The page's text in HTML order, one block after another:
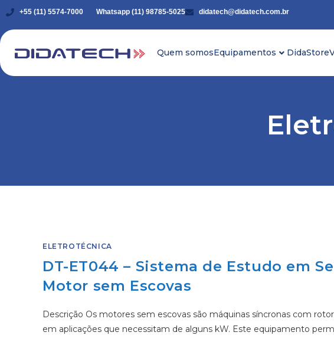
+55 (11) 5574-7000 Whatsapp (11) 98785-5025 didatech@didatech.com.br
Quem somosEquipamentos DidaStore
ELETROTÉCNICA
DT-ET044 – Sistema de Estudo em
Motor sem Escovas
Descrição Os motores sem escovas são máquinas síncronas com
em aplicações que necessitam de alguns kW. Este equipamento